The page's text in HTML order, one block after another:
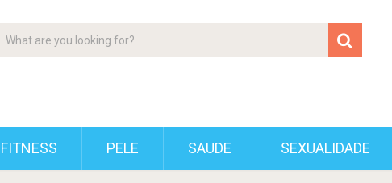
FITNESS PELE SAUDE SEXUALIDADE